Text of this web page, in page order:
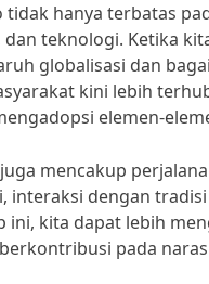
tidak hanya terbatas
teknologi. Ketika
globalisasi dan
kini lebih
elemen-
mencakup
interaksi dengan
ini, kita dapat lebih
pada